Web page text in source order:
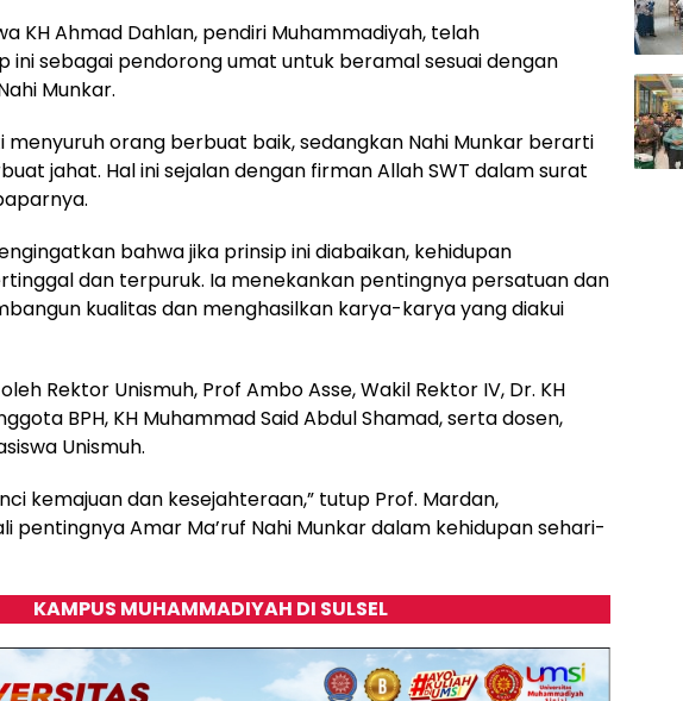
KH Ahmad Dahlan, pendiri Muhammadiyah, telah
ini sebagai pendorong umat untuk beramal sesuai dengan
Munkar.
menyuruh orang berbuat baik, sedangkan Nahi Munkar berarti
jahat. Hal ini sejalan dengan firman Allah SWT dalam surat
bahwa jika prinsip ini diabaikan, kehidupan
dan terpuruk. Ia menekankan pentingnya persatuan dan
kualitas dan menghasilkan karya-karya yang diakui
Rektor Unismuh, Prof Ambo Asse, Wakil Rektor IV, Dr. KH
BPH, KH Muhammad Said Abdul Shamad, serta dosen,
Unismuh.
kemajuan dan kesejahteraan,” tutup Prof. Mardan,
pentingnya Amar Ma’ruf Nahi Munkar dalam kehidupan sehari-
KAMPUS MUHAMMADIYAH DI SULSEL